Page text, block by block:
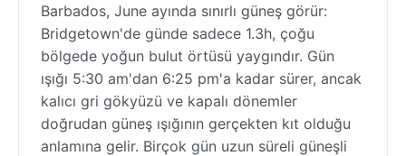
Barbados, June ayında sınırlı güneş görür:
Bridgetown'de günde sadece 1.3h, çoğu
bölgede yoğun bulut örtüsü yaygındır. Gün
ışığı 5:30 am'dan 6:25 pm'a kadar sürer, ancak
kalıcı gri gökyüzü ve kapalı dönemler
doğrudan güneş ışığının gerçekten kıt olduğu
anlamına gelir. Birçok gün uzun süreli güneşli